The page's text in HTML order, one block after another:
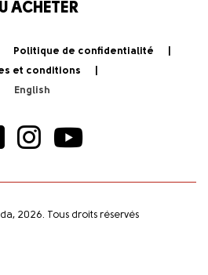
ACHETER
Politique de confidentialité
et conditions
2026. Tous droits réservés